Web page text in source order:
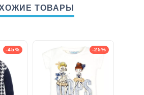
ТОВАРЫ
-45% -25%